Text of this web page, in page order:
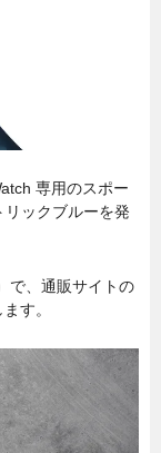
専用のスポー
ックブルーを発
で、通販サイトの
す。